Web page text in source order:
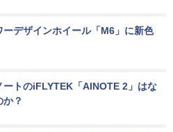
ーデザインホイール「M6」に新色
ートのiFLYTEK「AINOTE 2」はな
？